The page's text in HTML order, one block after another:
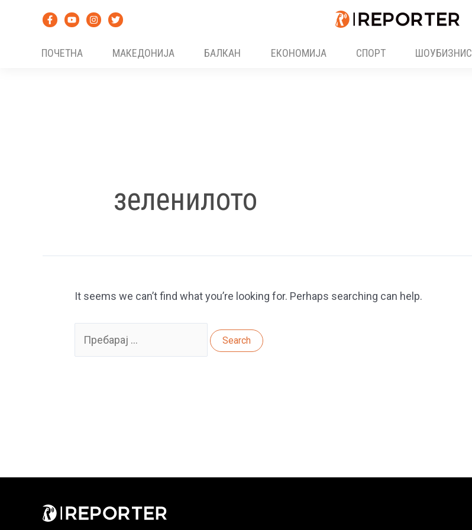
ПОЧЕТНА
МАКЕДОНИЈА БАЛКАН ЕКОНОМИЈА СПОРТ ШОУБИЗНИС
зеленилото
It seems we can’t find what you’re looking for. Perhaps searching can help.
for: